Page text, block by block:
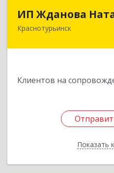
ИП Жданова
Краснотурьинск
Клиентов на
Показать